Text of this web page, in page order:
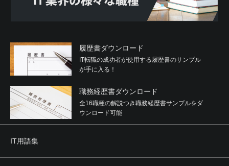
履歴書ダウンロード
IT転職の成功者が使用する履歴書のサンプル
が手に入る！
職務経歴書ダウンロード
全16職種の解説つき職務経歴書サンプルをダ
ウンロード可能
IT用語集